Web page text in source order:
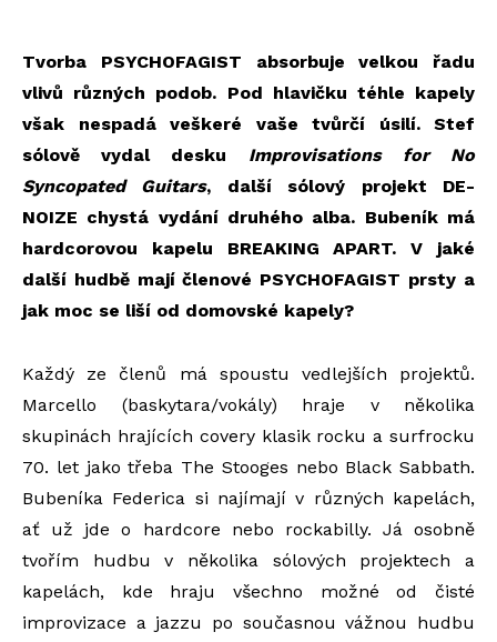
Tvorba PSYCHOFAGIST absorbuje velkou řadu
vlivů různých podob. Pod hlavičku téhle kapely
však nespadá veškeré vaše tvůrčí úsilí. Stef
sólově vydal desku Improvisations for No
Syncopated Guitars, další sólový projekt DE-
NOIZE chystá vydání druhého alba. Bubeník má
hardcorovou kapelu BREAKING APART. V jaké
další hudbě mají členové PSYCHOFAGIST prsty a
jak moc se liší od domovské kapely?
Každý ze členů má spoustu vedlejších projektů.
Marcello (baskytara/vokály) hraje v několika
skupinách hrajících covery klasik rocku a surfrocku
70. let jako třeba The Stooges nebo Black Sabbath.
Bubeníka Federica si najímají v různých kapelách,
ať už jde o hardcore nebo rockabilly. Já osobně
tvořím hudbu v několika sólových projektech a
kapelách, kde hraju všechno možné od čisté
improvizace a jazzu po současnou vážnou hudbu